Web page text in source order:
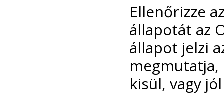
Ellenőrizze
állapotát az
állapot jelzi
kisül, vagy